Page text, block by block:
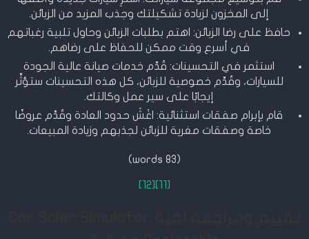
إلى المخزون لزيادة تشكيلتك وجذب المزيد من الزبائن.
حافظ على رضا الزبائن: اهتم بطلبات الزبائن وحاول تلبية رغباتهم
في أسرع وقت ممكن للحفاظ على رضاهم.
استثمر في التحسينات: قُدِّم خدمات صيانة عالية الجودة
للسيارات، وقُدِّم خصوصية للزبائن، كل هذه التحسينات ستؤثِّر
إيجابًا على سير عمل وكالتك.
قام بإبرام صفقات استثنائية: اغْشَ حدود العادة وقُدِّم عروضًا
خاصة وصفقات مغرية للزبائن لجذبهم وزيادة المبيعات.
(83 words)
[11]
[12]